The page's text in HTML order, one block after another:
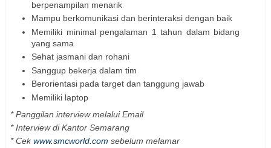
berpenampilan menarik
Mampu berkomunikasi dan berinteraksi dengan baik
Memiliki minimal pengalaman 1 tahun dalam bidang
yang sama
Sehat jasmani dan rohani
Sanggup bekerja dalam tim
Berorientasi pada target dan tanggung jawab
Memiliki laptop
* Panggilan interview melalui Email
* Interview di Kantor Semarang
* Cekwww.smcworld.com sebelum melamar